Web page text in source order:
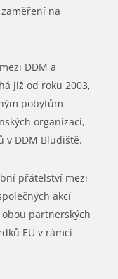
na
DDM a
již od roku 2003,
pobytům
organizací,
v DDM Bludiště.
přátelství mezi
akcí
partnerských
EU v rámci